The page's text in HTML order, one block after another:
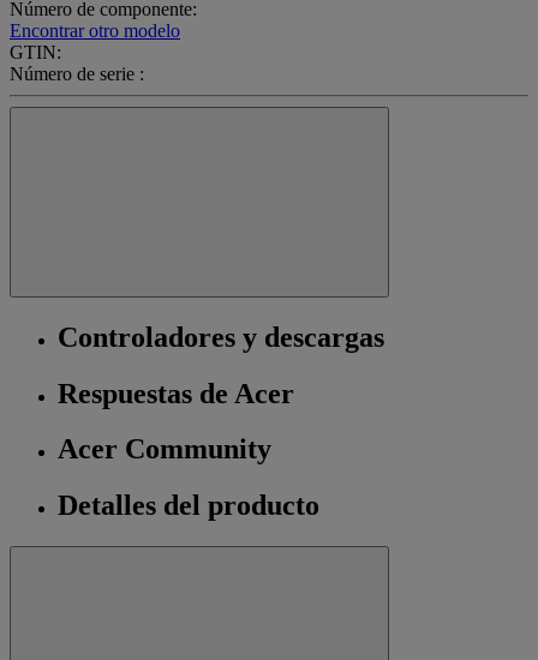
Número de componente:
Encontrar otro modelo
GTIN:
Número de serie :
Controladores y descargas
Respuestas de Acer
Acer Community
Detalles del producto